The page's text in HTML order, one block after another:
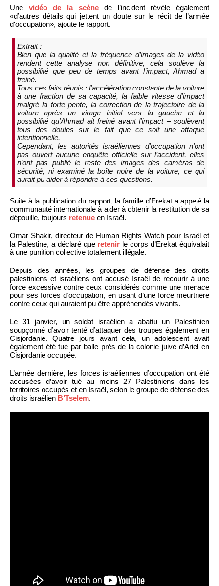
Une vidéo de la scènede l’incident révèle également
«d’autres détails qui jettent un doute sur le récit de l’armée
d’occupation», ajoute le rapport.
Extrait :
Bien que la qualité et la fréquence d’images de la vidéo
rendent cette analyse non définitive, cela soulève la
possibilité que peu de temps avant l’impact, Ahmad a
freiné.
Tous ces faits réunis : l’accélération constante de la voiture
à une fraction de sa capacité, la faible vitesse d’impact
malgré la forte pente, la correction de la trajectoire de la
voiture après un virage initial vers la gauche et la
possibilité qu’Ahmad ait freiné avant l’impact – soulèvent
tous des doutes sur le fait que ce soit une attaque
intentionnelle.
Cependant, les autorités israéliennes d’occupation n’ont
pas ouvert aucune enquête officielle sur l’accident, elles
n’ont pas publié le reste des images des caméras de
sécurité, ni examiné la boîte noire de la voiture, ce qui
aurait pu aider à répondre à ces questions.
Suite à la publication du rapport, la famille d’Erekat a appelé la
communauté internationale à aider à obtenir la restitution de sa
dépouille, toujours retenue en Israël.
Omar Shakir, directeur de Human Rights Watch pour Israël et
la Palestine, a déclaré que retenir le corps d’Erekat équivalait
à une punition collective totalement illégale.
Depuis des années, les groupes de défense des droits
palestiniens et israéliens ont accusé Israël de recourir à une
force excessive contre ceux considérés comme une menace
pour ses forces d’occupation, en usant d’une force meurtrière
contre ceux qui auraient pu être appréhendés vivants.
Le 31 janvier, un soldat israélien a abattu un Palestinien
soupçonné d’avoir tenté d’attaquer des troupes également en
Cisjordanie. Quatre jours avant cela, un adolescent avait
également été tué par balle près de la colonie juive d’Ariel en
Cisjordanie occupée.
L’année dernière, les forces israéliennes d’occupation ont été
accusées d’avoir tué au moins 27 Palestiniens dans les
territoires occupés et en Israël, selon le groupe de défense des
droits israélien B’Tselem.